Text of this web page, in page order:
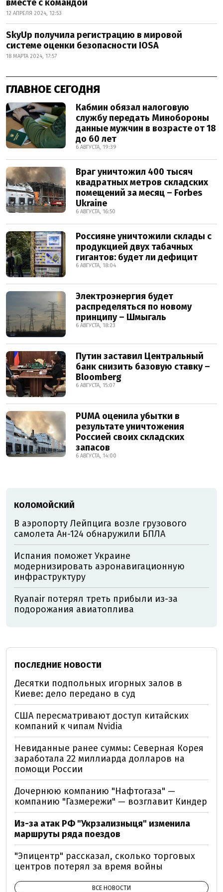
вместе с командой
12 АПРЕЛЯ 2024, 12:53
SkyUp получила регистрацию в мировой
системе оценки безопасности IOSA
18 МАРТА 2024, 17:57
ГЛАВНОЕ СЕГОДНЯ
Кабмин обязал налоговую
службу передать Минобороны
данные мужчин в возрасте от 18
до 60 лет
6 АВГУСТА, 19:39
Враг уничтожил 400 тысяч
квадратных метров складских
помещений за месяц – Forbes
Ukraine
6 АВГУСТА, 16:50
Россияне уничтожили склады с
продукцией двух табачных
гигантов: будет ли дефицит
6 АВГУСТА, 18:04
Электроэнергия будет
распределяться по новому
принципу – Шмыгаль
6 АВГУСТА, 18:23
Путин заставил Центральный
банк снизить базовую ставку –
Bloomberg
6 АВГУСТА, 15:07
PUMA оценила убытки в
результате уничтожения
Россией своих складских
запасов
6 АВГУСТА, 14:00
КОЛОМОЙСКИЙ
В аэропорту Лейпцига возле грузового
самолета Ан-124 обнаружили БПЛА
Испания поможет Украине
модернизировать аэронавигационную
инфраструктуру
Ryanair потерял треть прибыли из-за
подорожания авиатоплива
ПОСЛЕДНИЕ НОВОСТИ
Десятки подпольных игорных залов в
Киеве: дело передано в суд
США пересматривают доступ китайских
компаний к чипам Nvidia
Невиданные ранее суммы: Северная Корея
заработала 22 миллиарда долларов на
помощи России
Дочернюю компанию "Нафтогаза" —
компанию "Газмережи" — возглавит Киндер
Из-за атак РФ "Укрзализныця" изменила
маршруты ряда поездов
"Эпицентр" рассказал, сколько торговых
центров потерял за время войны
ВСЕ НОВОСТИ